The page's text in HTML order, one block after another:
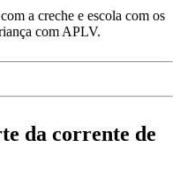
a creche e escola com os
com APLV.
da corrente de